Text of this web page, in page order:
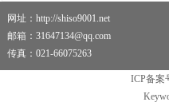
网址：http://shiso9001.net
邮箱：31647134@qq.com
传真：021-66075263
ICP备案